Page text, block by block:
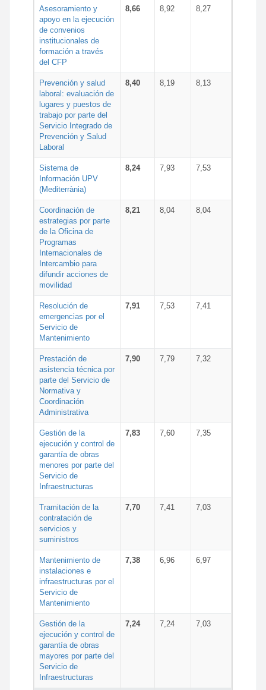
Asesoramiento y
apoyo en la ejecución
de convenios
institucionales de
formación a través
del CFP
8,66 8,92 8,27
Prevención y salud
laboral: evaluación de
lugares y puestos de
trabajo por parte del
Servicio Integrado de
Prevención y Salud
Laboral
8,40 8,19 8,13
Sistema de
Información UPV
(Mediterrània)
8,24 7,93 7,53
Coordinación de
estrategias por parte
de la Oficina de
Programas
Internacionales de
Intercambio para
difundir acciones de
movilidad
8,21 8,04 8,04
Resolución de
emergencias por el
Servicio de
Mantenimiento
7,91 7,53 7,41
Prestación de
asistencia técnica por
parte del Servicio de
Normativa y
Coordinación
Administrativa
7,90 7,79 7,32
Gestión de la
ejecución y control de
garantía de obras
menores por parte del
Servicio de
Infraestructuras
7,83 7,60 7,35
Tramitación de la
contratación de
servicios y
suministros
7,70 7,41 7,03
Mantenimiento de
instalaciones e
infraestructuras por el
Servicio de
Mantenimiento
7,38 6,96 6,97
Gestión de la
ejecución y control de
garantía de obras
mayores por parte del
Servicio de
Infraestructuras
7,24 7,24 7,03